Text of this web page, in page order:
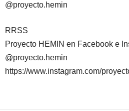
@proyecto.hemin
RRSS
Proyecto HEMIN en Facebook e
@proyecto.hemin
https://www.instagram.com/